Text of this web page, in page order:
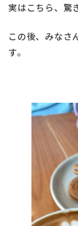
実はこちら、驚
この後、みなさ
す。